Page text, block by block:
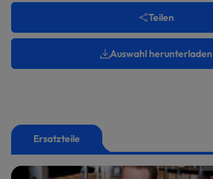
Teilen
Auswahl herunterladen
Ersatzteile